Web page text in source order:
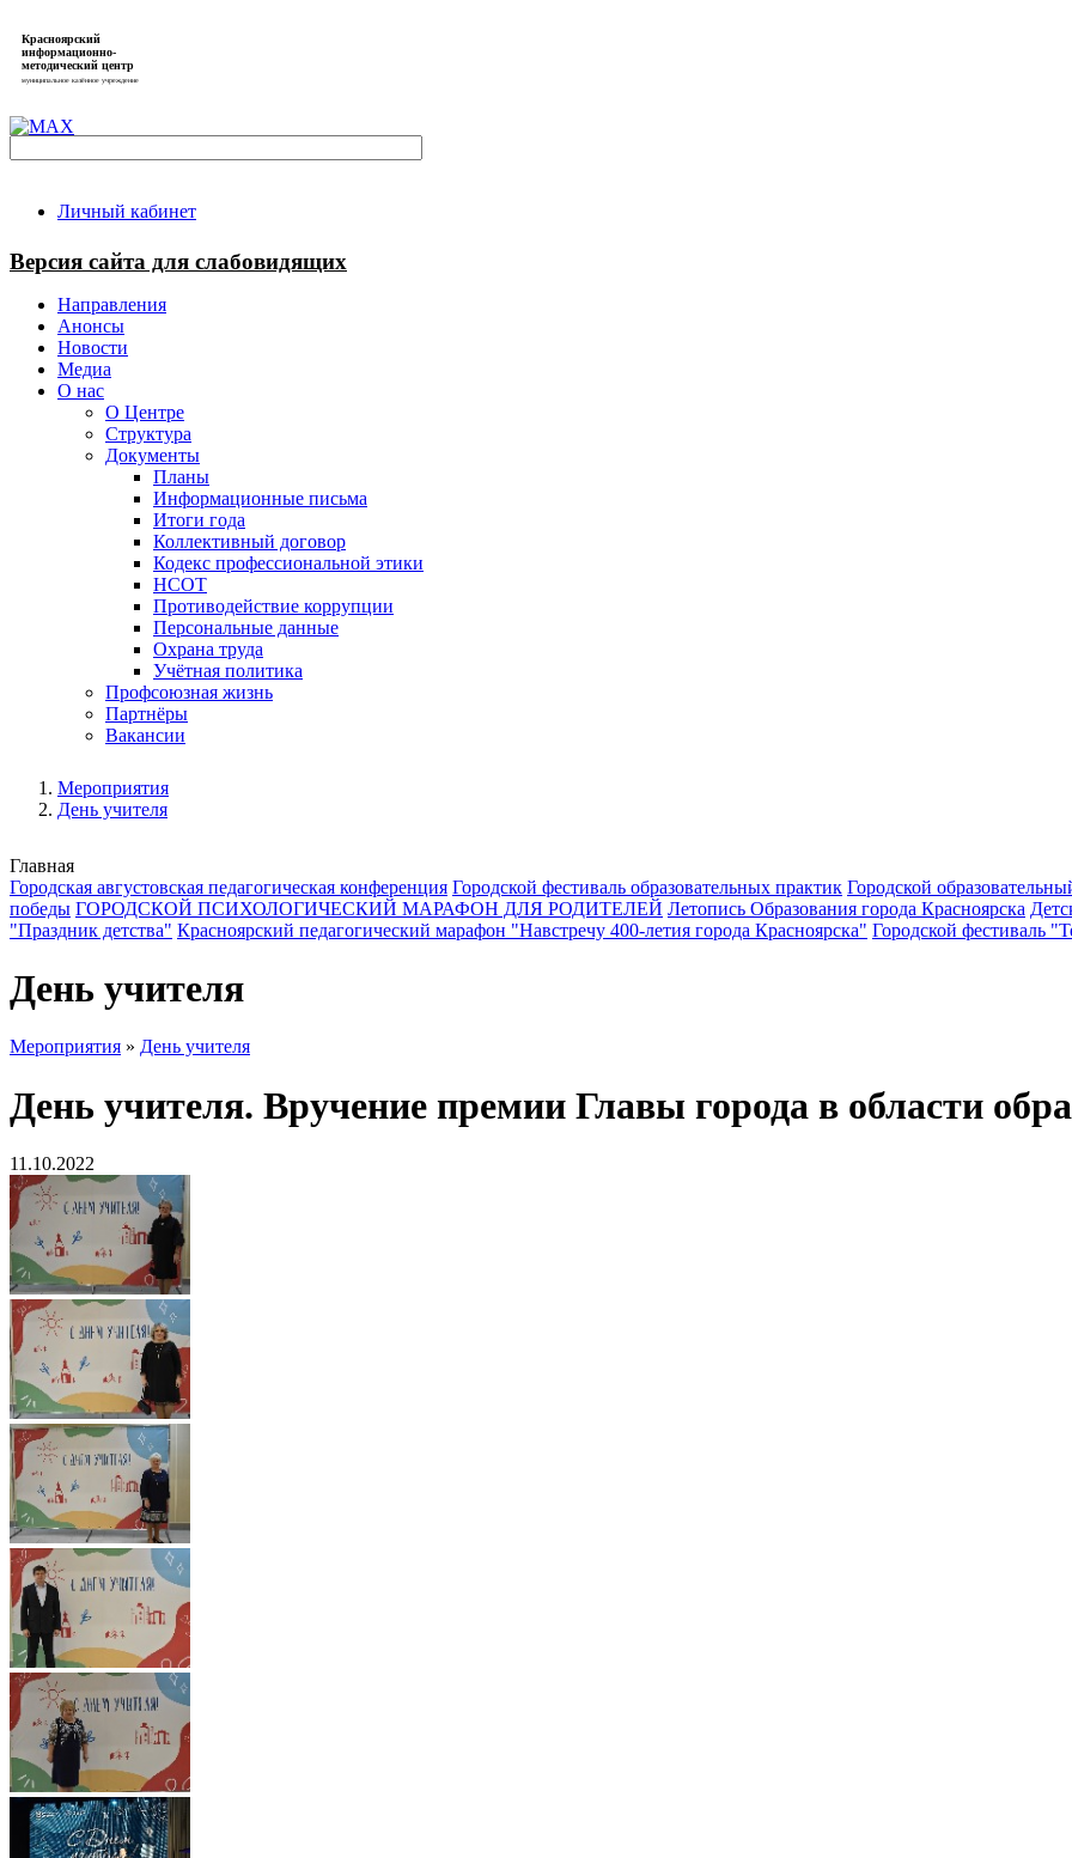
Красноярский
информационно-
методический центр
муниципальное казённое учреждение
Личный кабинет
Версия сайта для слабовидящих
Направления
Анонсы
Новости
Медиа
О нас
О Центре
Структура
Документы
Планы
Информационные письма
Итоги года
Коллективный договор
Кодекс профессиональной этики
НСОТ
Противодействие коррупции
Персональные данные
Охрана труда
Учётная политика
Профсоюзная жизнь
Партнёры
Вакансии
Мероприятия
День учителя
Главная
Городская августовская педагогическая конференция Городской фестиваль образовательных практик Городской
победы ГОРОДСКОЙ ПСИХОЛОГИЧЕСКИЙ МАРАФОН ДЛЯ РОДИТЕЛЕЙ Летопись Образования города Красноярска
"Праздник детства" Красноярский педагогический марафон "Навстречу 400-летия города Красноярска" Городской фестиваль
День учителя
Мероприятия » День учителя
День учителя. Вручение премии Главы города в области
11.10.2022